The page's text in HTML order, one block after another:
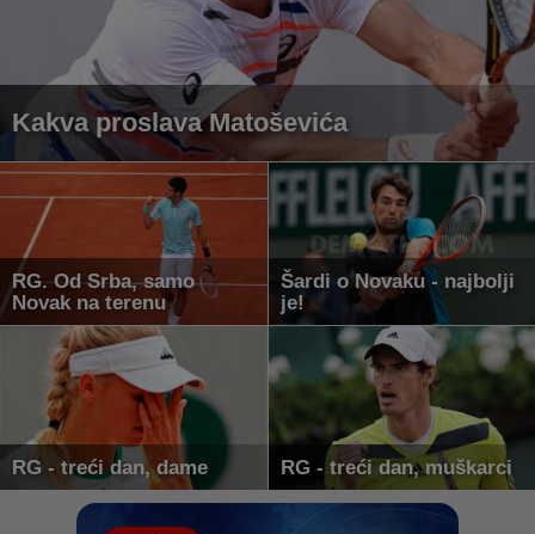
Kakva proslava Matoševića
RG. Od Srba, samo
Novak na terenu
Šardi o Novaku - najbolji
je!
RG - treći dan, dame RG - treći dan, muškarci